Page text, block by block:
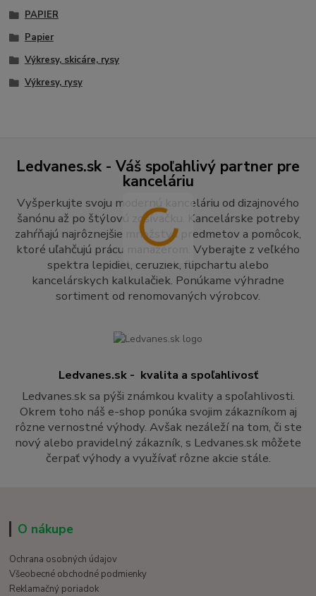
PAPIER
Papier
Výkresy, skicáre, rysy
Výkresy, rysy
Ledvanes.sk - Váš spoľahlivý partner pre
kanceláriu
Vyšperkujte svoju modernú kanceláriu od dizajnového
šanónu až po štýlovú zošívačku. Kancelárske potreby
zahŕňajú najrôznejšie množstvá predmetov a pomôcok,
ktoré uľahčujú prácu manažérom. Vyberajte z veľkého
spektra lepidiel, ceruziek, flipchartu alebo
kancelárskych kalkulačiek. Ponúkame výhradne
sortiment od renomovaných výrobcov.
Ledvanes.sk - kvalita a spoľahlivosť
Ledvanes.sk sa pýši známkou kvality a spoľahlivosti.
Okrem toho náš e-shop ponúka svojim zákazníkom aj
rôzne vernostné výhody. Avšak nezáleží na tom, či ste
nový alebo pravidelný zákazník, s Ledvanes.sk môžete
čerpať výhody a využívať rôzne akcie stále.
O nákupe
Ochrana osobných údajov
Všeobecné obchodné podmienky
Reklamačný poriadok